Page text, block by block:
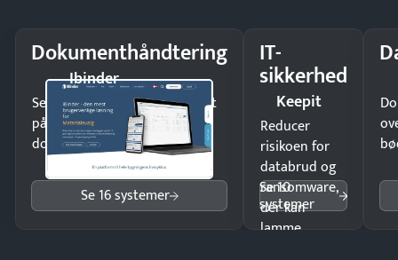
Dokumenthåndtering
Ibinder
Send kontrakter til underskrift
på minutter og mist ingen
dokumenter.
Se 16 systemer
IT-
sikkerhed
Keepit
Reducer
risikoen for
databrud og
ransomware,
der kan
lamme
Se 10
systemer